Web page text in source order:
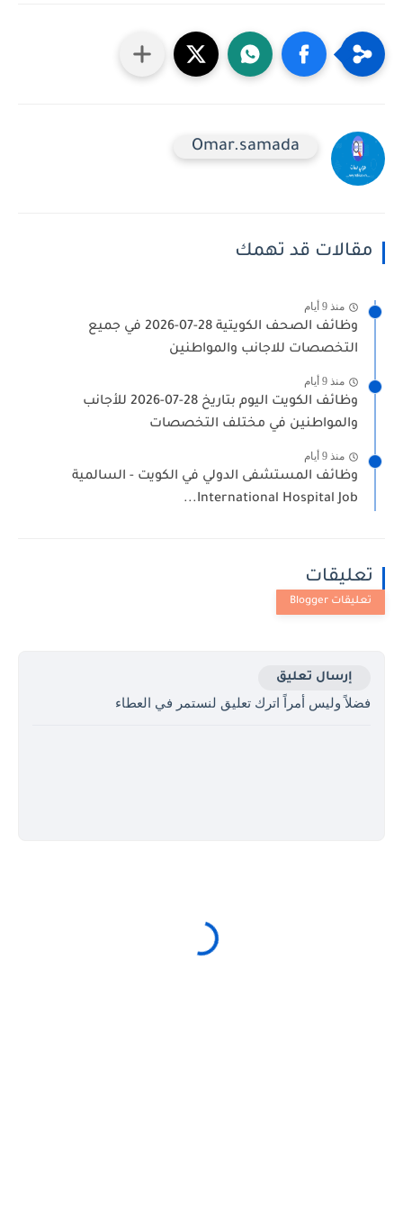
Omar.samada
مقالات قد تهمك
منذ 9 أيام
وظائف الصحف الكويتية 28-07-2026 في جميع
التخصصات للاجانب والمواطنين
منذ 9 أيام
وظائف الكويت اليوم بتاريخ 28-07-2026 للأجانب
والمواطنين في مختلف التخصصات
منذ 9 أيام
وظائف المستشفى الدولي في الكويت - السالمية
International Hospital Job...
تعليقات
إرسال تعليق
فضلاً وليس أمراً اترك تعليق لنستمر في العطاء